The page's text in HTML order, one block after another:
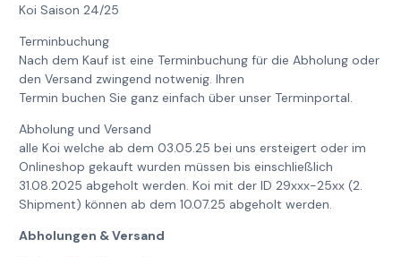
Koi Saison 24/25
Terminbuchung
Nach dem Kauf ist eine Terminbuchung für die Abholung oder
den Versand zwingend notwenig. Ihren
Termin buchen Sie ganz einfach über unser Terminportal.
Abholung und Versand
alle Koi welche ab dem 03.05.25 bei uns ersteigert oder im
Onlineshop gekauft wurden müssen bis einschließlich
31.08.2025 abgeholt werden. Koi mit der ID 29xxx-25xx (2.
Shipment) können ab dem 10.07.25 abgeholt werden.
Abholungen & Versand